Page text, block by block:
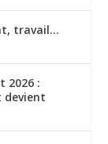
travail…
2026 :
devient